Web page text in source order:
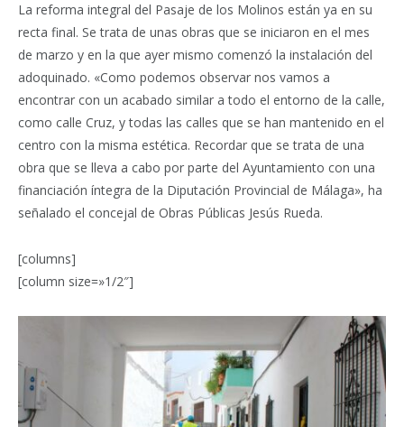
La reforma integral del Pasaje de los Molinos están ya en su
recta final. Se trata de unas obras que se iniciaron en el mes
de marzo y en la que ayer mismo comenzó la instalación del
adoquinado. «Como podemos observar nos vamos a
encontrar con un acabado similar a todo el entorno de la calle,
como calle Cruz, y todas las calles que se han mantenido en el
centro con la misma estética. Recordar que se trata de una
obra que se lleva a cabo por parte del Ayuntamiento con una
financiación íntegra de la Diputación Provincial de Málaga», ha
señalado el concejal de Obras Públicas Jesús Rueda.
[columns]
[column size=»1/2″]